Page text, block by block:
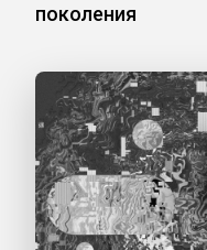
поколения